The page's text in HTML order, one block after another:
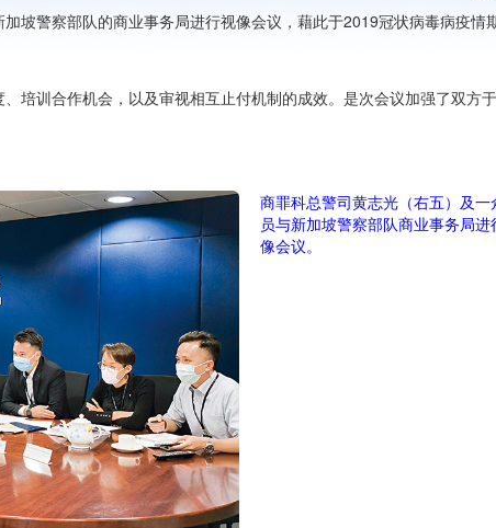
坡警察部队的商业事务局进行视像会议，藉此于2019冠状病毒病疫情
培训合作机会，以及审视相互止付机制的成效。是次会议加强了双方
商罪科总警司黄志光（右五）及一
员与新加坡警察部队商业事务局进
像会议。